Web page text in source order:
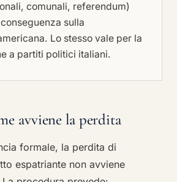
comunali, referendum)
sulla
Lo stesso vale per la
a partiti politici italiani.
avviene la perdita
formale, la perdita di
espatriante non avviene